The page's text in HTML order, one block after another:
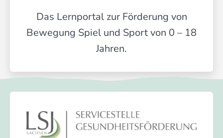
Das Lernportal zur Förderung von
Bewegung Spiel und Sport von 0 – 18
Jahren.